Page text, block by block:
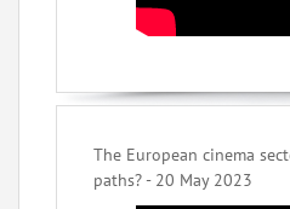
The European cinema
paths? - 20 May 2023